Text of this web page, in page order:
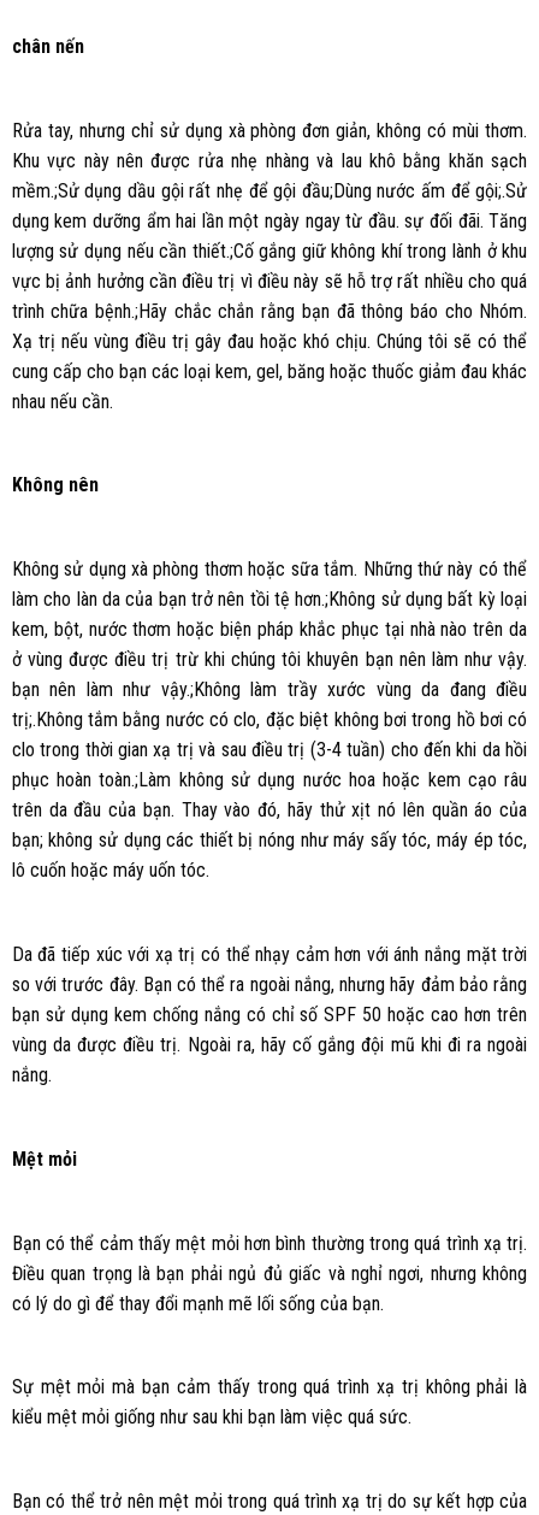
chân nến
Rửa tay, nhưng chỉ sử dụng xà phòng đơn giản, không có mùi thơm.
Khu vực này nên được rửa nhẹ nhàng và lau khô bằng khăn sạch
mềm.;Sử dụng dầu gội rất nhẹ để gội đầu;Dùng nước ấm để gội;.Sử
dụng kem dưỡng ẩm hai lần một ngày ngay từ đầu. sự đối đãi. Tăng
lượng sử dụng nếu cần thiết.;Cố gắng giữ không khí trong lành ở khu
vực bị ảnh hưởng cần điều trị vì điều này sẽ hỗ trợ rất nhiều cho quá
trình chữa bệnh.;Hãy chắc chắn rằng bạn đã thông báo cho Nhóm.
Xạ trị nếu vùng điều trị gây đau hoặc khó chịu. Chúng tôi sẽ có thể
cung cấp cho bạn các loại kem, gel, băng hoặc thuốc giảm đau khác
nhau nếu cần.
Không nên
Không sử dụng xà phòng thơm hoặc sữa tắm. Những thứ này có thể
làm cho làn da của bạn trở nên tồi tệ hơn.;Không sử dụng bất kỳ loại
kem, bột, nước thơm hoặc biện pháp khắc phục tại nhà nào trên da
ở vùng được điều trị trừ khi chúng tôi khuyên bạn nên làm như vậy.
bạn nên làm như vậy.;Không làm trầy xước vùng da đang điều
trị;.Không tắm bằng nước có clo, đặc biệt không bơi trong hồ bơi có
clo trong thời gian xạ trị và sau điều trị (3-4 tuần) cho đến khi da hồi
phục hoàn toàn.;Làm không sử dụng nước hoa hoặc kem cạo râu
trên da đầu của bạn. Thay vào đó, hãy thử xịt nó lên quần áo của
bạn; không sử dụng các thiết bị nóng như máy sấy tóc, máy ép tóc,
lô cuốn hoặc máy uốn tóc.
Da đã tiếp xúc với xạ trị có thể nhạy cảm hơn với ánh nắng mặt trời
so với trước đây. Bạn có thể ra ngoài nắng, nhưng hãy đảm bảo rằng
bạn sử dụng kem chống nắng có chỉ số SPF 50 hoặc cao hơn trên
vùng da được điều trị. Ngoài ra, hãy cố gắng đội mũ khi đi ra ngoài
nắng.
Mệt mỏi
Bạn có thể cảm thấy mệt mỏi hơn bình thường trong quá trình xạ trị.
Điều quan trọng là bạn phải ngủ đủ giấc và nghỉ ngơi, nhưng không
có lý do gì để thay đổi mạnh mẽ lối sống của bạn.
Sự mệt mỏi mà bạn cảm thấy trong quá trình xạ trị không phải là
kiểu mệt mỏi giống như sau khi bạn làm việc quá sức.
Bạn có thể trở nên mệt mỏi trong quá trình xạ trị do sự kết hợp của